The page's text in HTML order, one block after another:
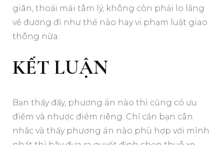
giãn, thoải mái tâm lý, không còn phải lo lắng
về đường đi như thế nào hay vi phạm luật giao
thông nữa.
KẾT LUẬN
Bạn thấy đấy, phương án nào thì cũng có ưu
điểm và nhược điểm riêng. Chỉ cần bạn cân
nhắc và thấy phương án nào phù hợp với mình